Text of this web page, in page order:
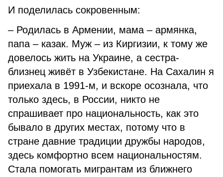
И поделилась сокровенным:
– Родилась в Армении, мама – армянка,
папа – казак. Муж – из Киргизии, к тому же
довелось жить на Украине, а сестра-
близнец живёт в Узбекистане. На Сахалин я
приехала в 1991-м, и вскоре осознала, что
только здесь, в России, никто не
спрашивает про национальность, как это
бывало в других местах, потому что в
стране давние традиции дружбы народов,
здесь комфортно всем национальностям.
Стала помогать мигрантам из ближнего